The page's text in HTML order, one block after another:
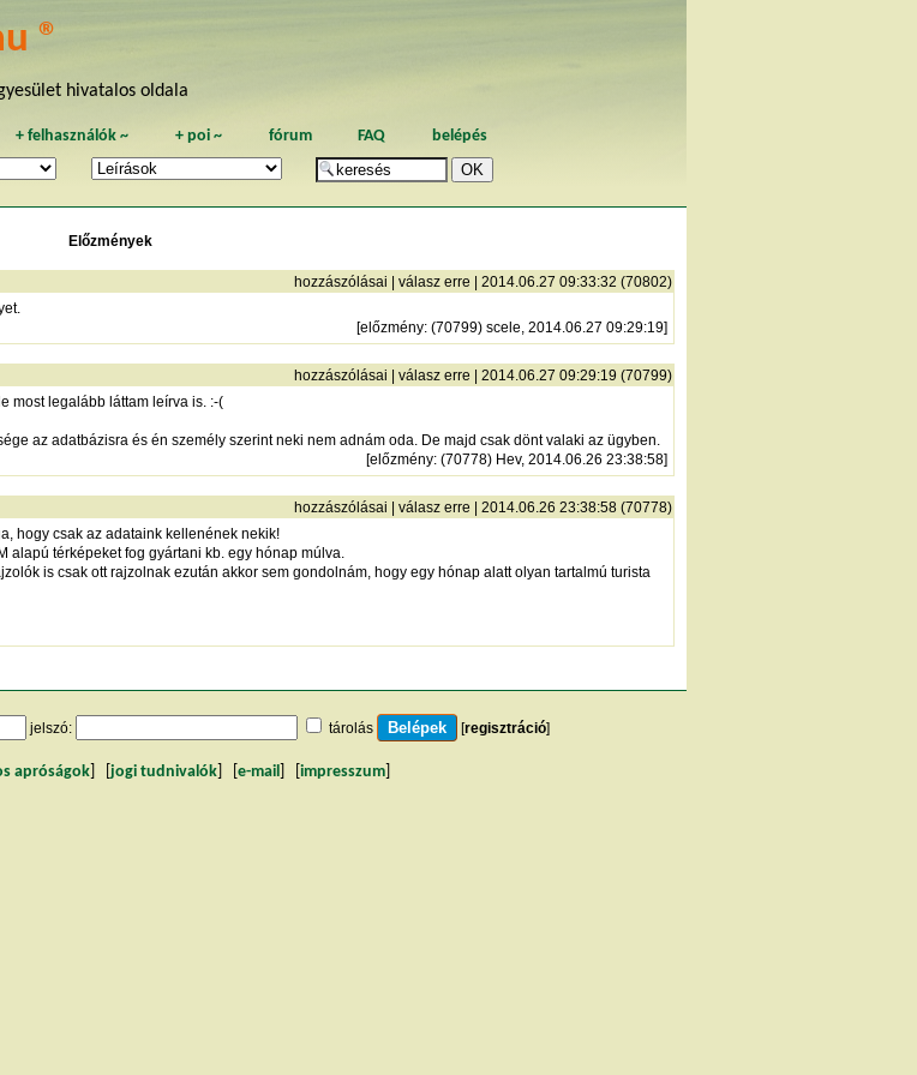
®
hivatalos oldala
+felhasználók ~ + poi~ fórum FAQ belépés
Előzmények
hozzászólásai válasz erre | 2014.06.27 09:33:32 (70802)
[előzmény: (70799) scele, 2014.06.27 09:29:19]
hozzászólásai válasz erre | 2014.06.27 09:29:19 (70799)
most legalább láttam leírva is. :-(
az adatbázisra és én személy szerint neki nem adnám oda. De majd csak dönt valaki az ügyben.
[előzmény: (70778) Hev, 2014.06.26 23:38:58]
hozzászólásai válasz erre | 2014.06.26 23:38:58 (70778)
hogy csak az adataink kellenének nekik!
alapú térképeket fog gyártani kb. egy hónap múlva.
is csak ott rajzolnak ezután akkor sem gondolnám, hogy egy hónap alatt olyan tartalmú turista
jelszó: tárolás [regisztráció]
apróságok jogi tudnivalók e-mail impresszum